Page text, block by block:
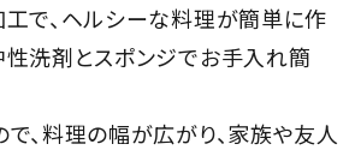
で、ヘルシーな料理が簡単に作
性洗剤とスポンジでお手入れ簡
、料理の幅が広がり、家族や友人